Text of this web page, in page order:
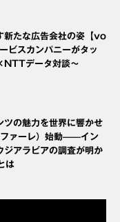
新たな広告会社の姿【vo
ビスカンパニーがタッ
データ対談～
ツの魅力を世界に響かせ
ァーレ）始動——イン
ジアラビアの調査が明か
は